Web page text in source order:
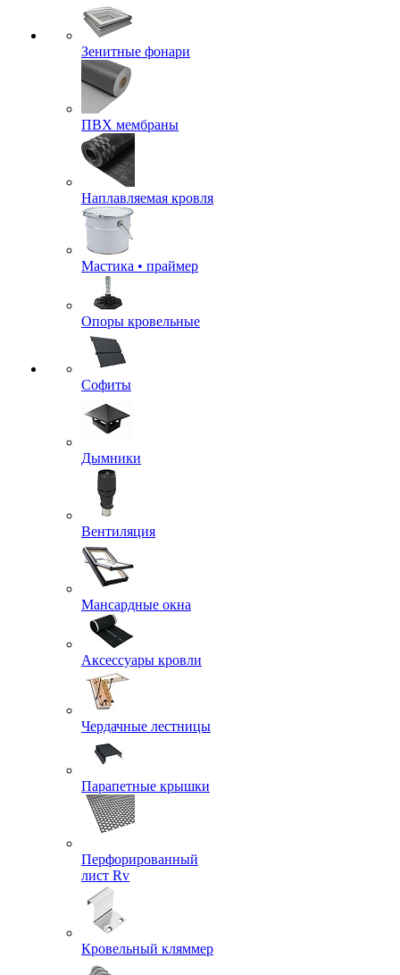
Зенитные фонари
ПВХ мембраны
Наплавляемая кровля
Мастика • праймер
Опоры кровельные
Софиты
Дымники
Вентиляция
Мансардные окна
Аксессуары кровли
Чердачные лестницы
Парапетные крышки
Перфорированный
лист Rv
Кровельный кляммер